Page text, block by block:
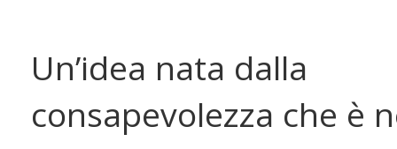
Un’idea nata dalla
consapevolezza che è